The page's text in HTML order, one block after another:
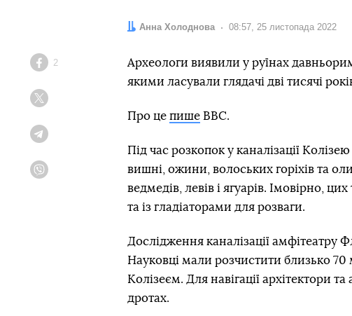
Автор:
Анна Холоднова Дата:
08:57, 25 листопада 2022
Facebook
2
Археологи виявили у руїнах
якими ласували глядачі дві тисячі
Про це пише BBC.
Під час розкопок у каналізації
вишні, ожини, волоських горіхів та
ведмедів, левів і ягуарів. Імовірно,
та із гладіаторами для розваги.
Дослідження каналізації амфітеатру
Науковці мали розчистити близько 70
Колізеєм. Для навігації архітектори
дротах.